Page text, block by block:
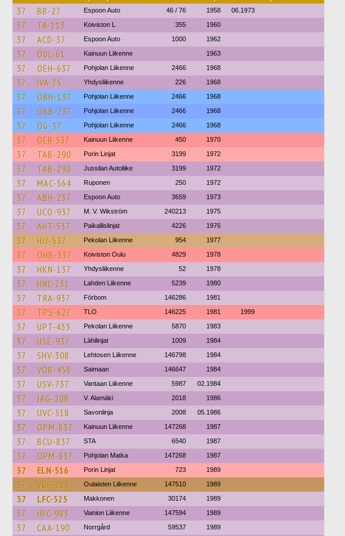
37 BB-27 Espoon Auto 46 / 76 1958 06.1973
37 TA-113 Koiviston L 355 1960
37 ACD-37 Espoon Auto 1000 1962
37 ODL-61 Kainuun Liikenne 1963
37 OEH-637 Pohjolan Liikenne 2466 1968
37 IVA-75 Yhdysliikenne 226 1968
37 OBH-137 Pohjolan Liikenne 2466 1968
37 OBB-237 Pohjolan Liikenne 2466 1968
37 OG-37 Pohjolan Liikenne 2466 1968
37 OER-537 Kainuun Liikenne 450 1970
37 TAB-290 Porin Linjat 3199 1972
37 TAB-290 Jussilan Autoliike 3199 1972
37 MAC-564 Ruponen 250 1972
37 ABH-237 Espoon Auto 3659 1973
37 UCO-937 M. V. Wikström 240213 1975
37 AHT-537 Paikallislinjat 4226 1976
37 HJJ-537 Pekolan Liikenne 954 1977
37 OHB-337 Koiviston Oulu 4829 1978
37 HKN-137 Yhdysliikenne 52 1978
37 HNL-231 Lahden Liikenne 5239 1980
37 TRA-937 Förbom 146286 1981
37 TPS-627 TLO 146225 1981 1999
37 UPT-433 Pekolan Liikenne 5870 1983
37 USE-937 Lähilinjat 1009 1984
37 SHV-308 Lehtosen Liikenne 146798 1984
37 VOB-458 Saimaan 146647 1984
37 USV-737 Vantaan Liikenne 5987 02.1984
37 JAG-208 V. Alamäki 2018 1986
37 UVC-518 Savonlinja 2008 05.1986
37 OPM-837 Kainuun Liikenne 147268 1987
37 BCU-837 STA 6540 1987
37 OPM-837 Pohjolan Matka 147268 1987
37 ELN-516 Porin Linjat 723 1989
37 VBF-286 Oulaisten Liikenne 147510 1989
37 LFC-525 Makkonen 30174 1989
37 HFC-983 Vainion Liikenne 147594 1989
37 CAA-190 Norrgård 59537 1989